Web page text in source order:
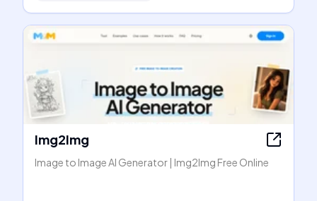
Img2Img
Image to Image AI Generator | Img2Img Free Online